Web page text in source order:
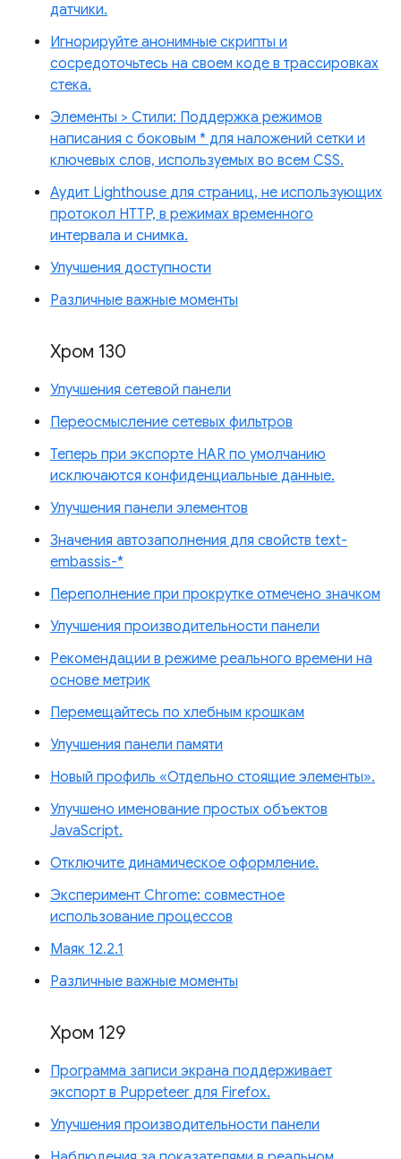
датчики.
Игнорируйте анонимные скрипты и
сосредоточьтесь на своем коде в трассировках
стека.
Элементы > Стили: Поддержка режимов
написания с боковым * для наложений сетки и
ключевых слов, используемых во всем CSS.
Аудит Lighthouse для страниц, не использующих
протокол HTTP, в режимах временного
интервала и снимка.
Улучшения доступности
Различные важные моменты
Хром 130
Улучшения сетевой панели
Переосмысление сетевых фильтров
Теперь при экспорте HAR по умолчанию
исключаются конфиденциальные данные.
Улучшения панели элементов
Значения автозаполнения для свойств text-
embassis-*
Переполнение при прокрутке отмечено значком
Улучшения производительности панели
Рекомендации в режиме реального времени на
основе метрик
Перемещайтесь по хлебным крошкам
Улучшения панели памяти
Новый профиль «Отдельно стоящие элементы».
Улучшено именование простых объектов
JavaScript.
Отключите динамическое оформление.
Эксперимент Chrome: совместное
использование процессов
Маяк 12.2.1
Различные важные моменты
Хром 129
Программа записи экрана поддерживает
экспорт в Puppeteer для Firefox.
Улучшения производительности панели